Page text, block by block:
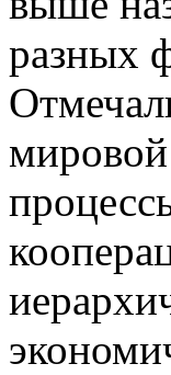
разных
мировой